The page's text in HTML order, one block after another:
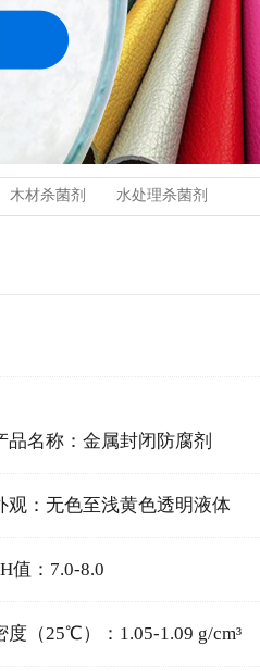
品名称：金属封闭防腐剂
观：无色至浅黄色透明液体
值：7.0-8.0
度（25℃）：1.05-1.09 g/cm³